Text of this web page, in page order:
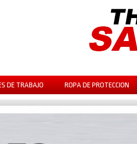
DE TRABAJO ROPA DE PROTECCION